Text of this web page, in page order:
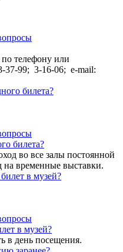
телефону или
37-99; 3-16-06; e-mail:
билета?
во все залы постоянной
на временные выставки.
в музей?
в день посещения.